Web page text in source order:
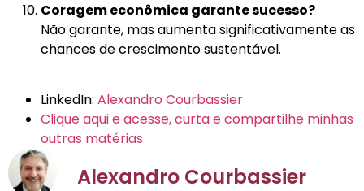
Coragem econômica garante sucesso?
Não garante, mas aumenta significativamente as
chances de crescimento sustentável.
LinkedIn: Alexandro Courbassier
Clique aqui e acesse, curta e compartilhe minhas
outras matérias
Alexandro Courbassier